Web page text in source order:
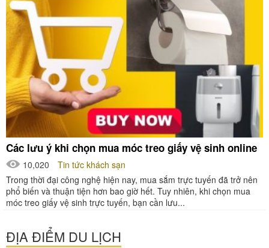
Các lưu ý khi chọn mua móc treo giấy vệ sinh online
10,020
Tin tức khách sạn
Trong thời đại công nghệ hiện nay, mua sắm trực tuyến đã trở nên
phổ biến và thuận tiện hơn bao giờ hết. Tuy nhiên, khi chọn mua
móc treo giấy vệ sinh trực tuyến, bạn cần lưu...
ĐỊA ĐIỂM DU LỊCH